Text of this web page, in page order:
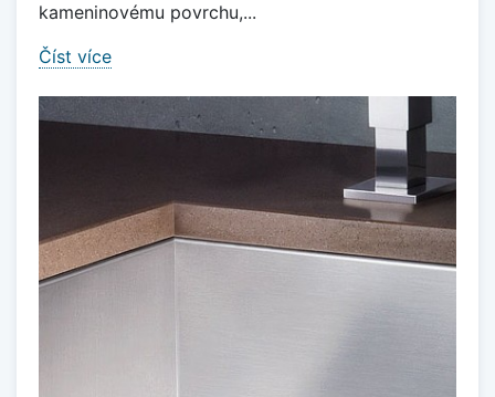
kameninovému povrchu,...
Číst více